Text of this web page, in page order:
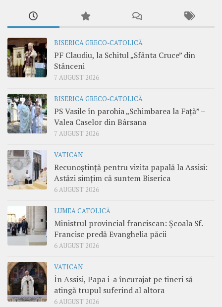
BISERICA GRECO-CATOLICĂ
PF Claudiu, la Schitul „Sfânta Cruce” din
Stânceni
7 AUGUST 2026
BISERICA GRECO-CATOLICĂ
PS Vasile în parohia „Schimbarea la Față” –
Valea Caselor din Bârsana
7 AUGUST 2026
VATICAN
Recunoștință pentru vizita papală la Assisi:
Astăzi simțim că suntem Biserica
6 AUGUST 2026
LUMEA CATOLICĂ
Ministrul provincial franciscan: Școala Sf.
Francisc predă Evanghelia păcii
6 AUGUST 2026
VATICAN
În Assisi, Papa i-a încurajat pe tineri să
atingă trupul suferind al altora
6 AUGUST 2026